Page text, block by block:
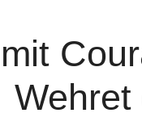
Wehret